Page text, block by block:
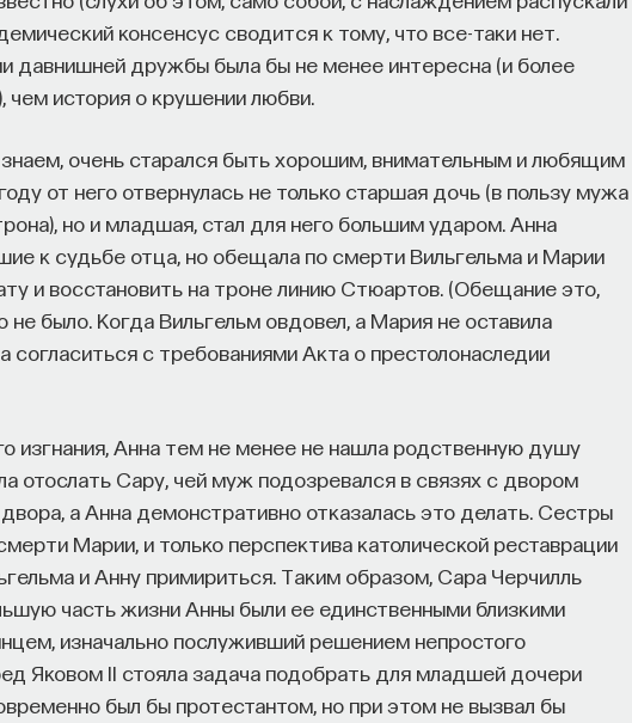
консенсус сводится к тому, что все-таки нет.
давнишней дружбы была бы не менее интересна (и более
чем история о крушении любви.
знаем, очень старался быть хорошим, внимательным и любящим
от него отвернулась не только старшая дочь (в пользу мужа
но и младшая, стал для него большим ударом. Анна
к судьбе отца, но обещала по смерти Вильгельма и Марии
и восстановить на троне линию Стюартов. (Обещание это,
было. Когда Вильгельм овдовел, а Мария не оставила
согласиться с требованиями Акта о престолонаследии
изгнания, Анна тем не менее не нашла родственную душу
отослать Сару, чей муж подозревался в связях с двором
двора, а Анна демонстративно отказалась это делать. Сестры
Марии, и только перспектива католической реставрации
и Анну примириться. Таким образом, Сара Черчилль
часть жизни Анны были ее единственными близкими
изначально послуживший решением непростого
Яковом II стояла задача подобрать для младшей дочери
был бы протестантом, но при этом не вызвал бы